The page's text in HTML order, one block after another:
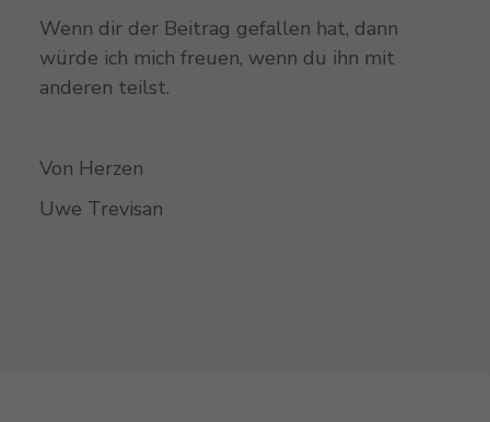
Wenn dir der Beitrag gefallen hat, dann
würde ich mich freuen, wenn du ihn mit
anderen teilst.
Von Herzen
Uwe Trevisan